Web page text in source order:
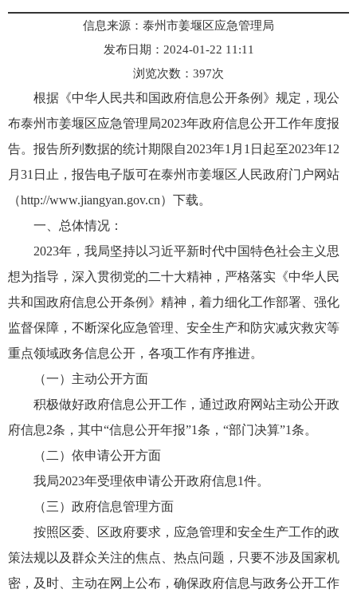
信息来源：泰州市姜堰区应急管理局
发布日期：2024-01-22 11:11
浏览次数： 397次
根据《中华人民共和国政府信息公开条例》规定，现公
布泰州市姜堰区应急管理局2023年政府信息公开工作年度报
告。报告所列数据的统计期限自2023年1月1日起至2023年12
月31日止，报告电子版可在泰州市姜堰区人民政府门户网站
（http://www.jiangyan.gov.cn）下载。
一、总体情况：
2023年，我局坚持以习近平新时代中国特色社会主义思
想为指导，深入贯彻党的二十大精神，严格落实《中华人民
共和国政府信息公开条例》精神，着力细化工作部署、强化
监督保障，不断深化应急管理、安全生产和防灾减灾救灾等
重点领域政务信息公开，各项工作有序推进。
（一）主动公开方面
积极做好政府信息公开工作，通过政府网站主动公开政
府信息2条，其中“信息公开年报”1条，“部门决算”1条。
（二）依申请公开方面
我局2023年受理依申请公开政府信息1件。
（三）政府信息管理方面
按照区委、区政府要求，应急管理和安全生产工作的政
策法规以及群众关注的焦点、热点问题，只要不涉及国家机
密，及时、主动在网上公布，确保政府信息与政务公开工作